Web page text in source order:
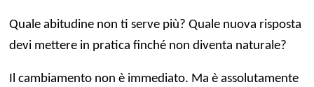
Quale abitudine non ti serve più? Quale nuova risposta
devi mettere in pratica finché non diventa naturale?
Il cambiamento non è immediato. Ma è assolutamente